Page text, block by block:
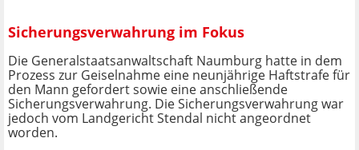
Sicherungsverwahrung im Fokus
Die Generalstaatsanwaltschaft Naumburg hatte in dem
Prozess zur Geiselnahme eine neunjährige Haftstrafe für
den Mann gefordert sowie eine anschließende
Sicherungsverwahrung. Die Sicherungsverwahrung war
jedoch vom Landgericht Stendal nicht angeordnet
worden.